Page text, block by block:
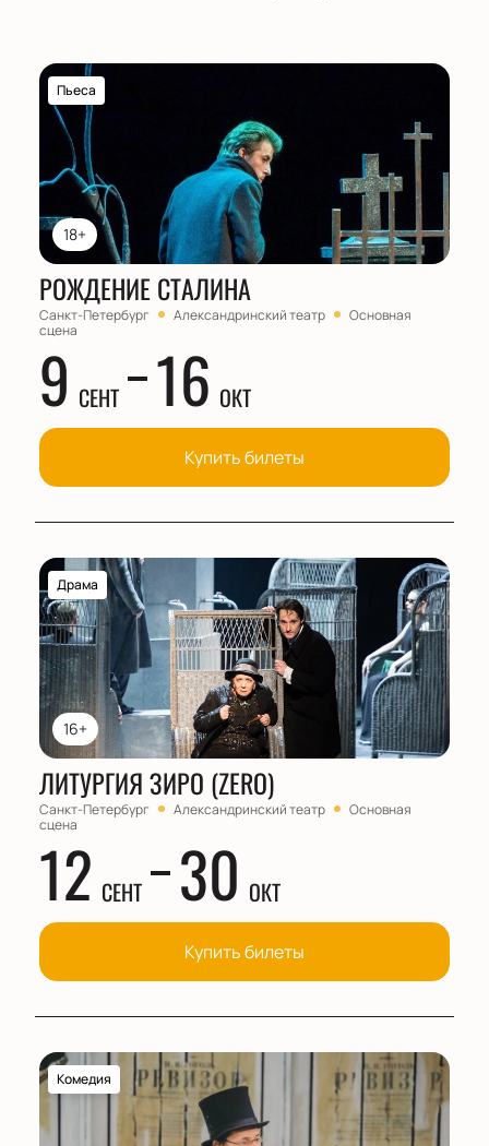
18+
Пьеса
РОЖДЕНИЕ СТАЛИНА
Санкт-Петербург Александринский театр
Основная
сцена
9 СЕНТ 16 ОКТ
Купить билеты
16+
Драма
ЛИТУРГИЯ ЗИРО (ZERO)
Санкт-Петербург Александринский театр
Основная
сцена
12 СЕНТ 30 ОКТ
Купить билеты
Комедия